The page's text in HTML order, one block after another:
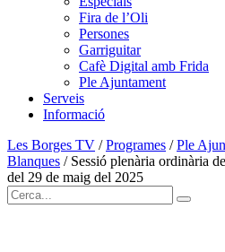
Fira de l’Oli
Persones
Garriguitar
Cafè Digital amb Frida
Ple Ajuntament
Serveis
Informació
Les Borges TV /Programes /Ple
Blanques / Sessió plenària ordinària
del 29 de maig del 2025